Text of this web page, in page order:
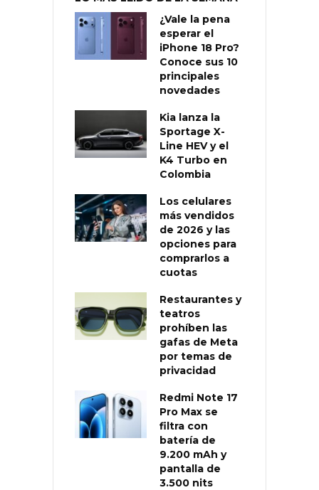
¿Vale la pena
esperar el
iPhone 18 Pro?
Conoce sus 10
principales
novedades
Kia lanza la
Sportage X-
Line HEV y el
K4 Turbo en
Colombia
Los celulares
más vendidos
de 2026 y las
opciones para
comprarlos a
cuotas
Restaurantes y
teatros
prohíben las
gafas de Meta
por temas de
privacidad
Redmi Note 17
Pro Max se
filtra con
batería de
9.200 mAh y
pantalla de
3.500 nits